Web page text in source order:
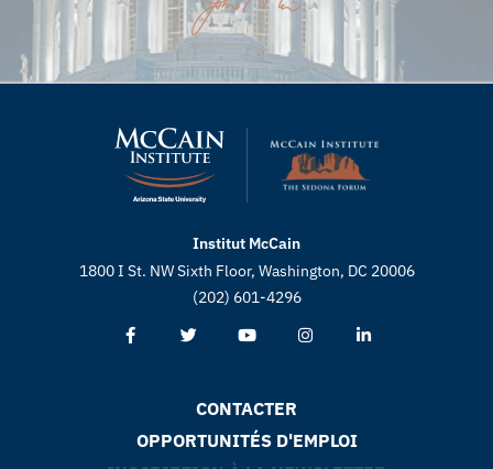
Institut McCain
1800 I St. NW Sixth Floor, Washington, DC 20006
(202) 601-4296
CONTACTER
OPPORTUNITÉS D'EMPLOI